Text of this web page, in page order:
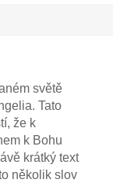
světě
Tato
že k
k Bohu
krátký text
několik slov